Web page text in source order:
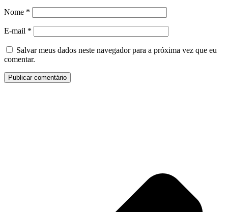
Nome *
E-mail *
Salvar meus dados neste navegador para a próxima vez que eu
comentar.